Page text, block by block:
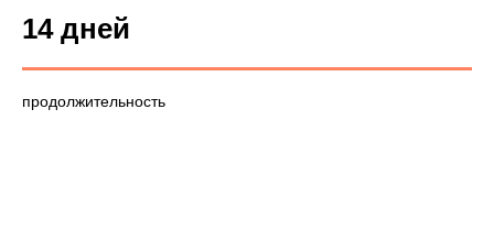
14 дней
продолжительность